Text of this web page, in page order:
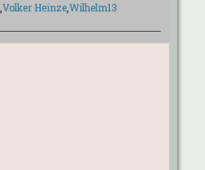
Volker Heinze,Wilhelm13